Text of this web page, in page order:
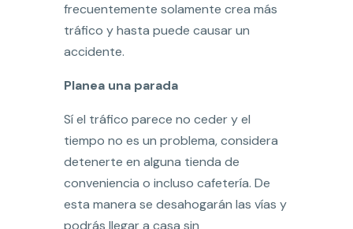
frecuentemente solamente crea más
tráfico y hasta puede causar un
accidente.
Planea una parada
Sí el tráfico parece no ceder y el
tiempo no es un problema, considera
detenerte en alguna tienda de
conveniencia o incluso cafetería. De
esta manera se desahogarán las vías y
podrás llegar a casa sin